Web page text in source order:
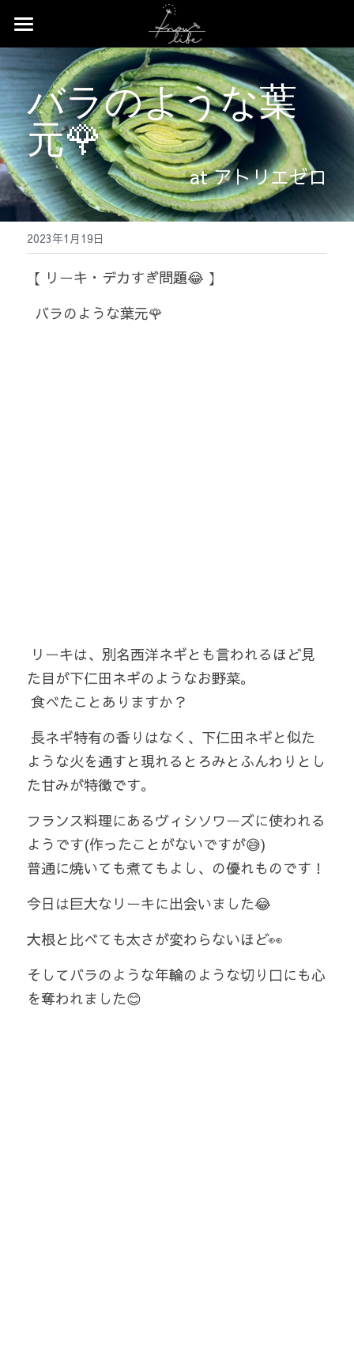
Home
News
Profile
Works
Event
Contact
Shop
バラのような葉
元🌹
at アトリエゼロ
2023年1月19日
【 リーキ・デカすぎ問題😂 】
  バラのような葉元🌹
た目が下仁田ネギのようなお野菜。
食べたことありますか？
ような火を通すと現れるとろみとふんわりとし
た甘みが特徴です。
フランス料理にあるヴィシソワーズに使われる
ようです(作ったことがないですが😅)
今日は巨大なリーキに出会いました😂
大根と比べても太さが変わらないほど👀
そしてバラのような年輪のような切り口にも心
を奪われました😊
ストアカテゴリー
すべてのカテゴリー